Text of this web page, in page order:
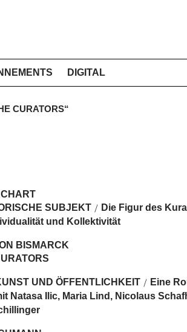
DIGITAL
CURATORS“
SUBJEKT / Die Figur des
und Kollektivität
BISMARCK
UND ÖFFENTLICHKEIT / Eine
Natasa Ilic, Maria Lind, Nicolaus